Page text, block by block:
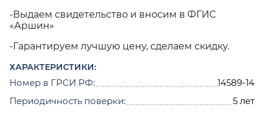
-Выдаем свидетельство и вносим в ФГИС
«Аршин»
-Гарантируем лучшую цену, сделаем скидку.
ХАРАКТЕРИСТИКИ:
Номер в ГРСИ РФ:
14589-14
Периодичность поверки:
5 лет